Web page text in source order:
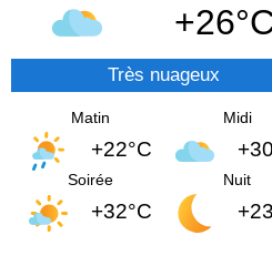
Très nuageux
Matin
+22°C
Midi
Soirée
+32°C
Nuit